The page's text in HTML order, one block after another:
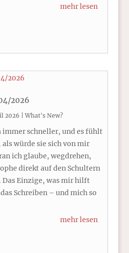
mehr lesen
2026
2026 |What's New?
immer schneller, und es fühlt
würde sie sich von mir
ich glaube, wegdrehen,
direkt auf den Schultern
Das Einzige, was mir hilft
Schreiben – und mich so
mehr lesen